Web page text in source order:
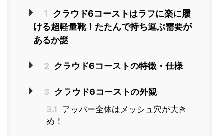
1 クラウド6コーストはラフに楽に履
ける超軽量靴！たたんで持ち運ぶ需要が
あるか謎
2 クラウド6コーストの特徴・仕様
3 クラウド6コーストの外観
3.1
アッパー全体はメッシュ穴が大き
め！